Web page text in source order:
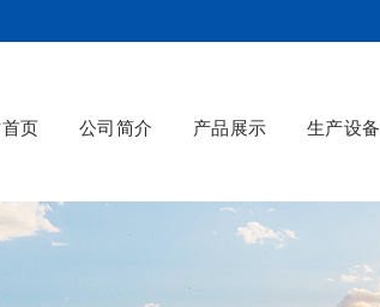
页 公司简介 产品展示 生产设备